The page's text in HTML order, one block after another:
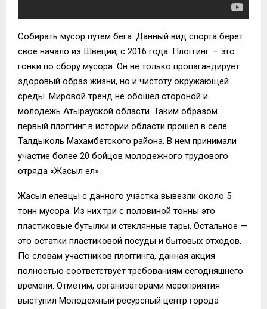
Собирать мусор путем бега. Данный вид спорта берет
свое начало из Швеции, с 2016 года. Плоггинг — это
гонки по сбору мусора. Он не только пропагандирует
здоровый образ жизни, но и чистоту окружающей
среды. Мировой тренд не обошел стороной и
молодежь Атырауской области. Таким образом
первый плоггинг в истории области прошел в селе
Талдыколь Махамбетского района. В нем принимали
участие более 20 бойцов молодежного трудового
отряда «Жасыл ел»
Жасыл елевцы с данного участка вывезли около 5
тонн мусора. Из них три с половиной тонны это
пластиковые бутылки и стеклянные тары. Остальное —
это остатки пластиковой посуды и бытовых отходов.
По словам участников плоггинга, данная акция
полностью соответствует требованиям сегодняшнего
времени. Отметим, организаторами мероприятия
выступил Молодежный ресурсный центр города